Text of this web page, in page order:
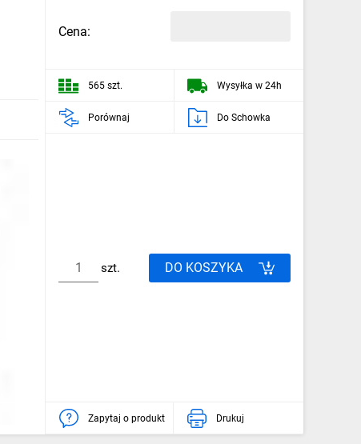
Cena:
565 szt. Wysyłka w 24h
Porównaj Do Schowka
szt. DO KOSZYKA
Zapytaj o produkt Drukuj